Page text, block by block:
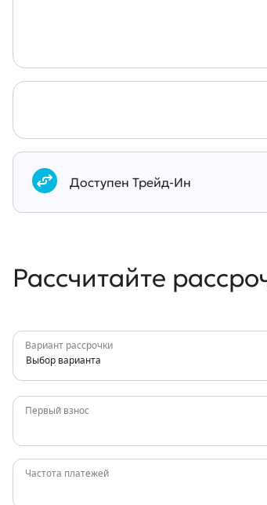
Документы
Доступен Трейд-Ин
Рассчитайте
Вариант рассрочки
Выбор варианта
Первый взнос
Частота платежей